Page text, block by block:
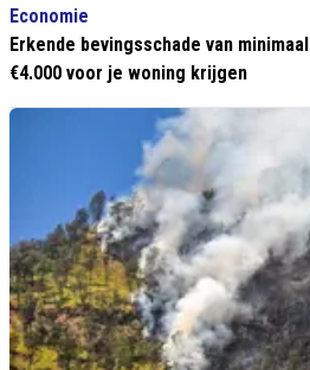
Economie
Erkende bevingsschade van
€4.000 voor je woning krijgen